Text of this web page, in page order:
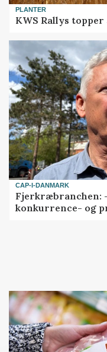
PLANTER
KWS Rallys
CAP-I-DANMARK
Fjerkræbranchen:
konkurrence- og